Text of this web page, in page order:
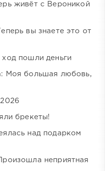
живёт с Вероникой
вы знаете это от
пошли деньги
Моя большая любовь,
брекеты!
над подарком
неприятная